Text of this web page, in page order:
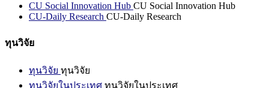
CU Social Innovation Hub CU Social Innovation Hub
CU-Daily Research CU-Daily Research
ทุนวิจัย
ทุนวิจัย ทุนวิจัย
ทุนวิจัยในประเทศ ทุนวิจัยในประเทศ